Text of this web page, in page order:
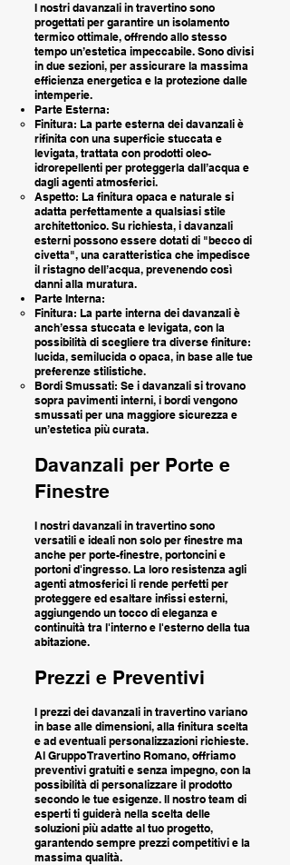
I nostri davanzali in travertino sono
progettati per garantire un isolamento
termico ottimale, offrendo allo stesso
tempo un’estetica impeccabile. Sono divisi
in due sezioni, per assicurare la massima
efficienza energetica e la protezione dalle
intemperie.
Parte Esterna:
Finitura: La parte esterna dei davanzali è
rifinita con una superficie stuccata e
levigata, trattata con prodotti oleo-
idrorepellenti per proteggerla dall’acqua e
dagli agenti atmosferici.
Aspetto: La finitura opaca e naturale si
adatta perfettamente a qualsiasi stile
architettonico. Su richiesta, i davanzali
esterni possono essere dotati di "becco di
civetta", una caratteristica che impedisce
il ristagno dell’acqua, prevenendo così
danni alla muratura.
Parte Interna:
Finitura: La parte interna dei davanzali è
anch’essa stuccata e levigata, con la
possibilità di scegliere tra diverse finiture:
lucida, semilucida o opaca, in base alle tue
preferenze stilistiche.
Bordi Smussati: Se i davanzali si trovano
sopra pavimenti interni, i bordi vengono
smussati per una maggiore sicurezza e
un’estetica più curata.
Davanzali per Porte e
Finestre
I nostri davanzali in travertino sono
versatili e ideali non solo per finestre ma
anche per porte-finestre, portoncini e
portoni d'ingresso. La loro resistenza agli
agenti atmosferici li rende perfetti per
proteggere ed esaltare infissi esterni,
aggiungendo un tocco di eleganza e
continuità tra l'interno e l'esterno della tua
abitazione.
Prezzi e Preventivi
I prezzi dei davanzali in travertino variano
in base alle dimensioni, alla finitura scelta
e ad eventuali personalizzazioni richieste.
Al Gruppo Travertino Romano, offriamo
preventivi gratuiti e senza impegno, con la
possibilità di personalizzare il prodotto
secondo le tue esigenze. Il nostro team di
esperti ti guiderà nella scelta delle
soluzioni più adatte al tuo progetto,
garantendo sempre prezzi competitivi e la
massima qualità.